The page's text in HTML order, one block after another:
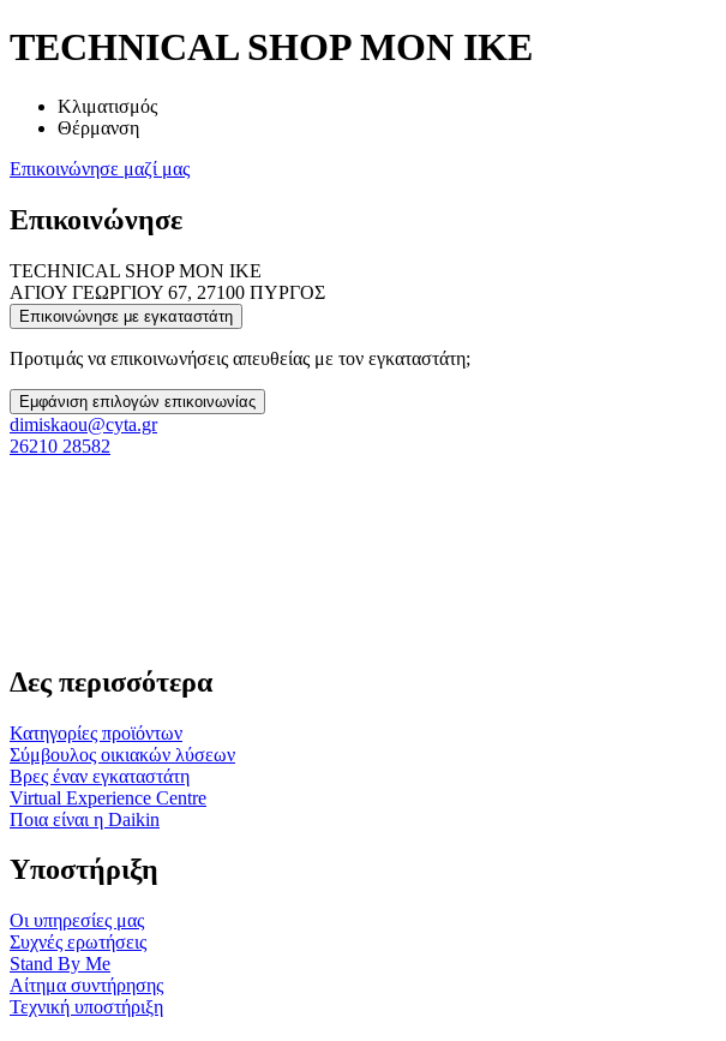
TECHNICAL SHOP MON IKE
Κλιματισμός
Θέρμανση
Επικοινώνησε μαζί μας
Επικοινώνησε
TECHNICAL SHOP MON IKE
ΑΓΙΟΥ ΓΕΩΡΓΙΟΥ 67, 27100 ΠΥΡΓΟΣ
Επικοινώνησε με εγκαταστάτη
Προτιμάς να επικοινωνήσεις απευθείας με τον εγκαταστάτη;
Εμφάνιση επιλογών επικοινωνίας
dimiskaou@cyta.gr
26210 28582
Δες περισσότερα
Κατηγορίες προϊόντων
Σύμβουλος οικιακών λύσεων
Βρες έναν εγκαταστάτη
Virtual Experience Centre
Ποια είναι η Daikin
Υποστήριξη
Οι υπηρεσίες μας
Συχνές ερωτήσεις
Stand By Me
Αίτημα συντήρησης
Τεχνική υποστήριξη